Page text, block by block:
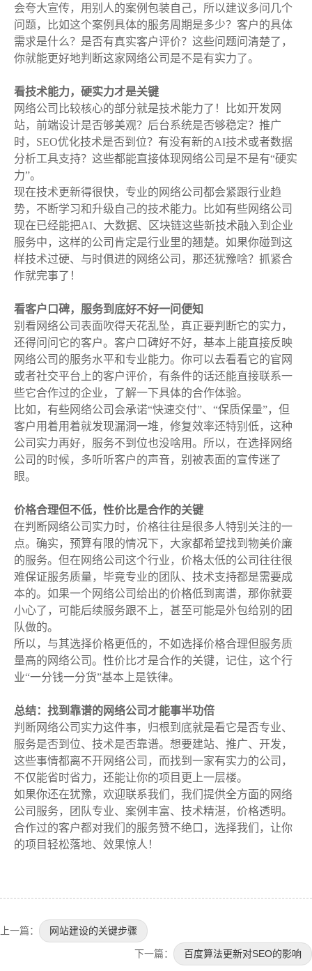
会夸大宣传，用别人的案例包装自己，所以建议多问几个
问题，比如这个案例具体的服务周期是多少？客户的具体
需求是什么？是否有真实客户评价？这些问题问清楚了，
你就能更好地判断这家网络公司是不是有实力了。
看技术能力，硬实力才是关键
网络公司比较核心的部分就是技术能力了！比如开发网
站，前端设计是否够美观？后台系统是否够稳定？推广
时，SEO优化技术是否到位？有没有新的AI技术或者数据
分析工具支持？这些都能直接体现网络公司是不是有“硬实
力”。
现在技术更新得很快，专业的网络公司都会紧跟行业趋
势，不断学习和升级自己的技术能力。比如有些网络公司
现在已经能把AI、大数据、区块链这些新技术融入到企业
服务中，这样的公司肯定是行业里的翘楚。如果你碰到这
样技术过硬、与时俱进的网络公司，那还犹豫啥？抓紧合
作就完事了！
看客户口碑，服务到底好不好一问 便知
别看网络公司表面吹得天花乱坠，真正要判断它的实力，
还得问问它的客户。客户口碑好不好，基本上能直接反映
网络公司的服务水平和专业能力。你可以去看看它的官网
或者社交平台上的客户评价，有条件的话还能直接联系一
些它合作过的企业，了解一下具体的合作体验。
比如，有些网络公司会承诺“快速交付”、“保质保量”，但
客户用着用着就发现漏洞一堆，修复效率还特别低，这种
公司实力再好，服务不到位也没啥用。所以，在选择网络
公司的时候，多听听客户的声音，别被表面的宣传迷了
眼。
价格合理但不低，性价比是合作的关键
在判断网络公司实力时，价格往往是很多人特别关注的一
点。确实，预算有限的情况下，大家都希望找到物美价廉
的服务。但在网络公司这个行业，价格太低的公司往往很
难保证服务质量，毕竟专业的团队、技术支持都是需要成
本的。如果一个网络公司给出的价格低到离谱，那你就要
小心了，可能后续服务跟不上，甚至可能是外包给别的团
队做的。
所以，与其选择价格更低的，不如选择价格合理但服务质
量高的网络公司。性价比才是合作的关键，记住，这个行
业“一分钱一分货”基本上是铁律。
总结：找到靠谱的网络公司才能事半功倍
判断网络公司实力这件事，归根到底就是看它是否专业、
服务是否到位、技术是否靠谱。想要建站、推广、开发，
这些事情都离不开网络公司，而找到一家有实力的公司，
不仅能省时省力，还能让你的项目更上一层楼。
如果你还在犹豫，欢迎联系我们，我们提供全方面的网络
公司服务，团队专业、案例丰富、技术精湛，价格透明。
合作过的客户都对我们的服务赞不绝口，选择我们，让你
的项目轻松落地、效果惊人！
上一篇： 网站建设的关键步骤
下一篇： 百度算法更新对SEO的影响